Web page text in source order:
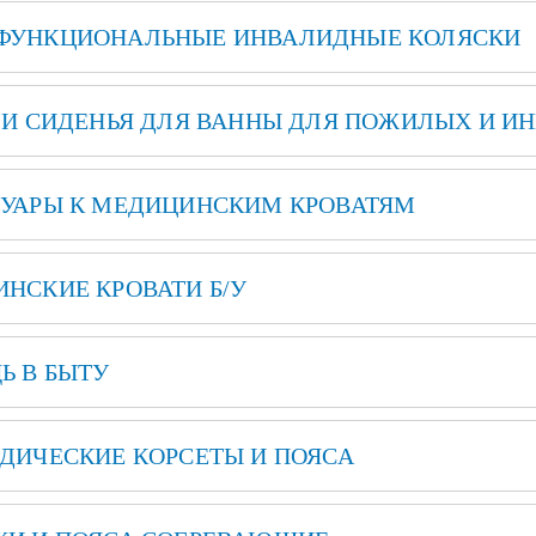
техники
ИНВАЛИДНЫЕ КОЛЯСКИ
И СИДЕНЬЯ ДЛЯ ВАННЫ ДЛЯ ПОЖИЛЫХ И
К МЕДИЦИНСКИМ КРОВАТЯМ
КРОВАТИ Б/У
В БЫТУ
КОРСЕТЫ И ПОЯСА